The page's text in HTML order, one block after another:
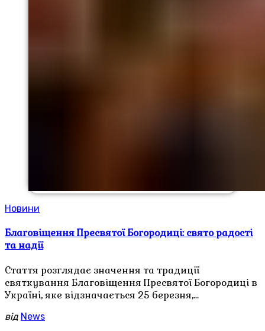
Новини
Благовіщення Пресвятої Богородиці: свято радості
та надії
Стаття розглядає значення та традиції
святкування Благовіщення Пресвятої Богородиці в
Україні, яке відзначається 25 березня,…
від News